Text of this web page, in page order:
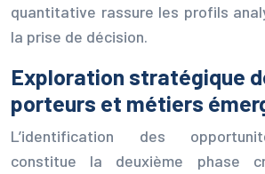
quantitative rassure les profils
la prise de décision.
Exploration stratégique
porteurs et métiers
L’identification des
constitue la deuxième phase